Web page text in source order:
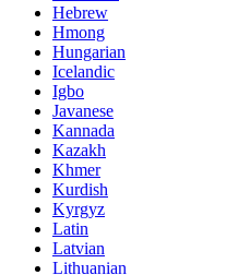
Hebrew
Hmong
Hungarian
Icelandic
Igbo
Javanese
Kannada
Kazakh
Khmer
Kurdish
Kyrgyz
Latin
Latvian
Lithuanian